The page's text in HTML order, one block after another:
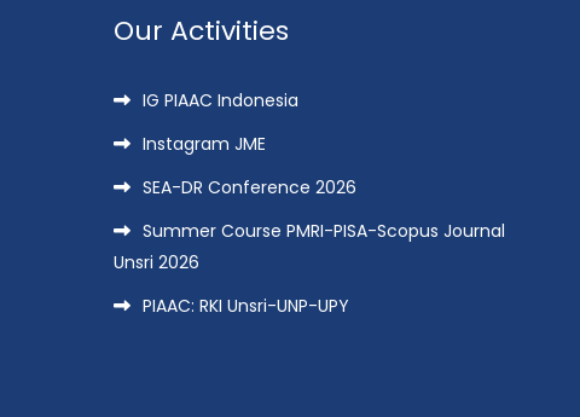
Our Activities
IG PIAAC Indonesia
Instagram JME
SEA-DR Conference 2026
Summer Course PMRI-PISA-Scopus Journal
Unsri 2026
PIAAC: RKI Unsri-UNP-UPY